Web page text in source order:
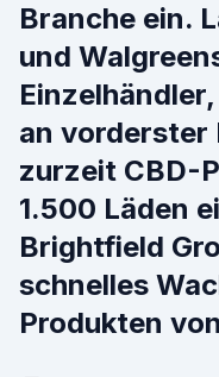
Branche ein.
und
an vorderster
zurzeit CBD-
1.500 Läden
Brightfield
schnelles
Produkten von